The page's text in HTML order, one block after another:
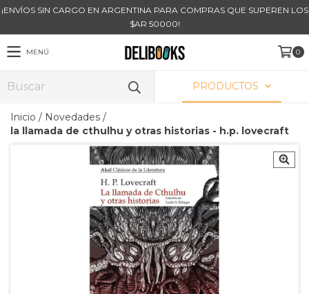
¡ENVÍOS SIN CARGO EN ARGENTINA PARA COMPRAS QUE SUPEREN LOS
$AR 50000!
MENÚ 0
PRODUCTOS
Inicio / Novedades /
la llamada de cthulhu y otras historias - h.p. lovecraft